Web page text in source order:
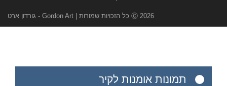
Ⓒ 2026 כל הזכויות שמורות | Gordon Art - גורדון ארט
תמונות אומנות לקיר